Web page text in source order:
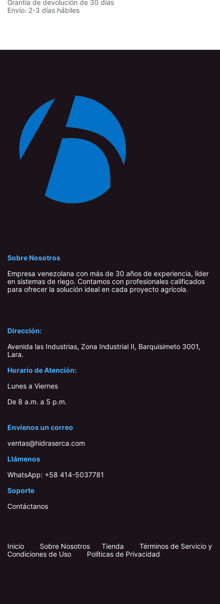
Grantía de devolución de 30 días
Envío: 2-3 días hábiles
Sobre Nosotros
Empresa venezolana con más de 30 años de experiencia, líder
en sistemas de riego. Contamos con profesionales calificados
para ofrecer la solución ideal en cada proyecto agrícola.
Dirección:
Avenida las Industrias, Zona Industrial II, Barquisimeto 3001,
Lara​.
Horario de Atención:
Lunes a Viernes
De 8 a.m. a 5 p.m.
Envíenos un correo
ventas@hidraserca.com
Llámenos
WhatsApp: +58 414-503778​1
Soporte
Contáctanos
Inicio Sobre Nosotros Tienda
Términos de Servicio y
Condiciones de Uso
Políticas de Privacidad